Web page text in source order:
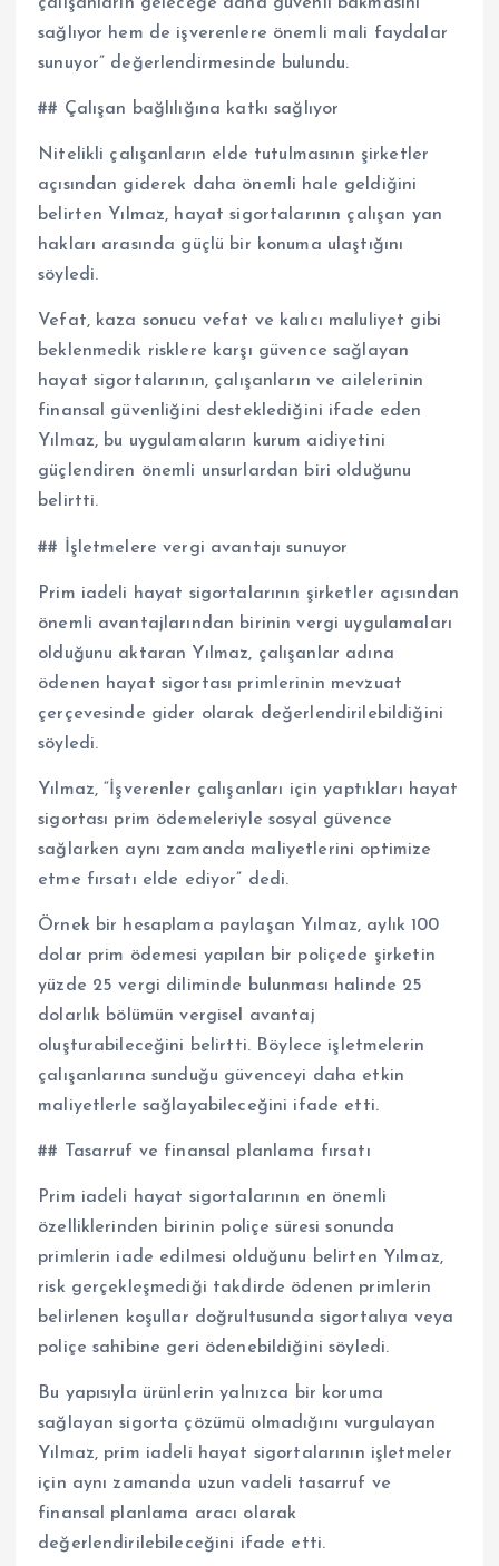
çalışanların geleceğe daha güvenli bakmasını
sağlıyor hem de işverenlere önemli mali faydalar
sunuyor” değerlendirmesinde bulundu.
## Çalışan bağlılığına katkı sağlıyor
Nitelikli çalışanların elde tutulmasının şirketler
açısından giderek daha önemli hale geldiğini
belirten Yılmaz, hayat sigortalarının çalışan yan
hakları arasında güçlü bir konuma ulaştığını
söyledi.
Vefat, kaza sonucu vefat ve kalıcı maluliyet gibi
beklenmedik risklere karşı güvence sağlayan
hayat sigortalarının, çalışanların ve ailelerinin
finansal güvenliğini desteklediğini ifade eden
Yılmaz, bu uygulamaların kurum aidiyetini
güçlendiren önemli unsurlardan biri olduğunu
belirtti.
## İşletmelere vergi avantajı sunuyor
Prim iadeli hayat sigortalarının şirketler açısından
önemli avantajlarından birinin vergi uygulamaları
olduğunu aktaran Yılmaz, çalışanlar adına
ödenen hayat sigortası primlerinin mevzuat
çerçevesinde gider olarak değerlendirilebildiğini
söyledi.
Yılmaz, “İşverenler çalışanları için yaptıkları hayat
sigortası prim ödemeleriyle sosyal güvence
sağlarken aynı zamanda maliyetlerini optimize
etme fırsatı elde ediyor” dedi.
Örnek bir hesaplama paylaşan Yılmaz, aylık 100
dolar prim ödemesi yapılan bir poliçede şirketin
yüzde 25 vergi diliminde bulunması halinde 25
dolarlık bölümün vergisel avantaj
oluşturabileceğini belirtti. Böylece işletmelerin
çalışanlarına sunduğu güvenceyi daha etkin
maliyetlerle sağlayabileceğini ifade etti.
## Tasarruf ve finansal planlama fırsatı
Prim iadeli hayat sigortalarının en önemli
özelliklerinden birinin poliçe süresi sonunda
primlerin iade edilmesi olduğunu belirten Yılmaz,
risk gerçekleşmediği takdirde ödenen primlerin
belirlenen koşullar doğrultusunda sigortalıya veya
poliçe sahibine geri ödenebildiğini söyledi.
Bu yapısıyla ürünlerin yalnızca bir koruma
sağlayan sigorta çözümü olmadığını vurgulayan
Yılmaz, prim iadeli hayat sigortalarının işletmeler
için aynı zamanda uzun vadeli tasarruf ve
finansal planlama aracı olarak
değerlendirilebileceğini ifade etti.